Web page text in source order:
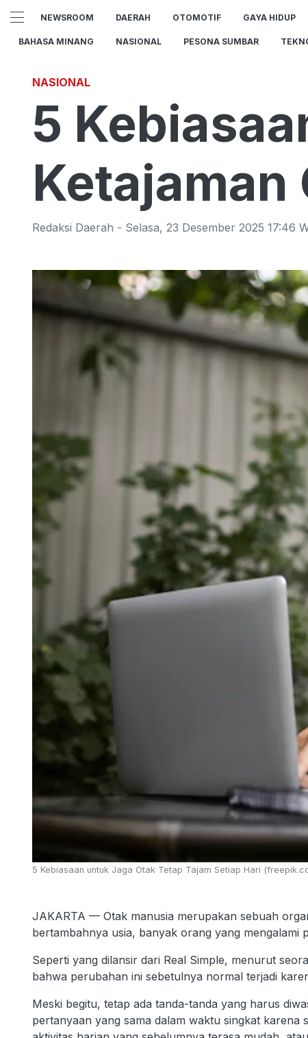
NEWSROOM DAERAH OTOMOTIF GAYA HIDUP
BAHASA MINANG NASIONAL PESONA SUMBAR
NASIONAL
5
Ketajaman
Redaksi Daerah - Selasa, 23 Desember 2025 17:46
5 Kebiasaan untuk Jaga Otak Tetap Tajam Setiap Hari
JAKARTA — Otak manusia merupakan sebuah
bertambahnya usia, banyak orang yang mengalami
Seperti yang dilansir dari Real Simple, menurut
bahwa perubahan ini sebetulnya normal terjadi
Meski begitu, tetap ada tanda-tanda yang harus
pertanyaan yang sama dalam waktu singkat